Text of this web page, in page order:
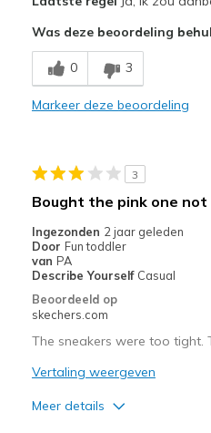
Durable
Beste toepassingen
Casual Wear
Sizing
Feels true
Was deze beoordeling
0 3
Markeer deze beoordeling
3
Bought the pink one not
Ingezonden 2 jaar geleden
Door Fun toddler
van PA
Describe Yourself Casual
Beoordeeld op
skechers.com
The sneakers were too tight.
Vertaling weergeven
Meer details